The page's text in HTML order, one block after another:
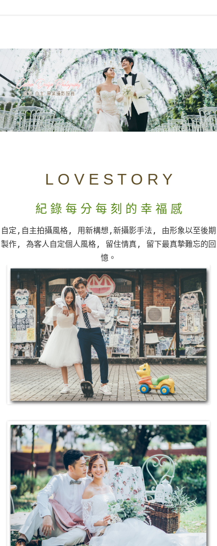
《瀏覽更多》
L O V E S T O R Y
紀 錄 每 分 每 刻 的 幸 福 感
自定,自主拍攝風格, 用新構想,新攝影手法, 由形象以至後期
製作, 為客人自定個人風格, 留住情真, 留下最真摯難忘的回
憶。